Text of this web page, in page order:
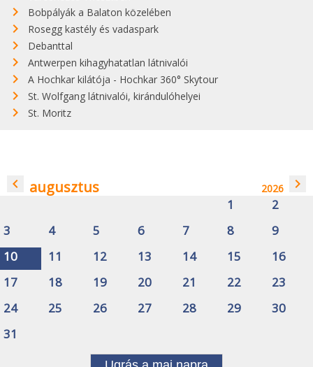
Bobpályák a Balaton közelében
Rosegg kastély és vadaspark
Debanttal
Antwerpen kihagyhatatlan látnivalói
A Hochkar kilátója - Hochkar 360° Skytour
St. Wolfgang látnivalói, kirándulóhelyei
St. Moritz
navigate_before augusztus 2026 navigate_next
1
2
3
4 5 6 7 8
9
10
11 12 13 14 15
16
17
18 19 20 21 22
23
24
25 26 27 28 29
30
31